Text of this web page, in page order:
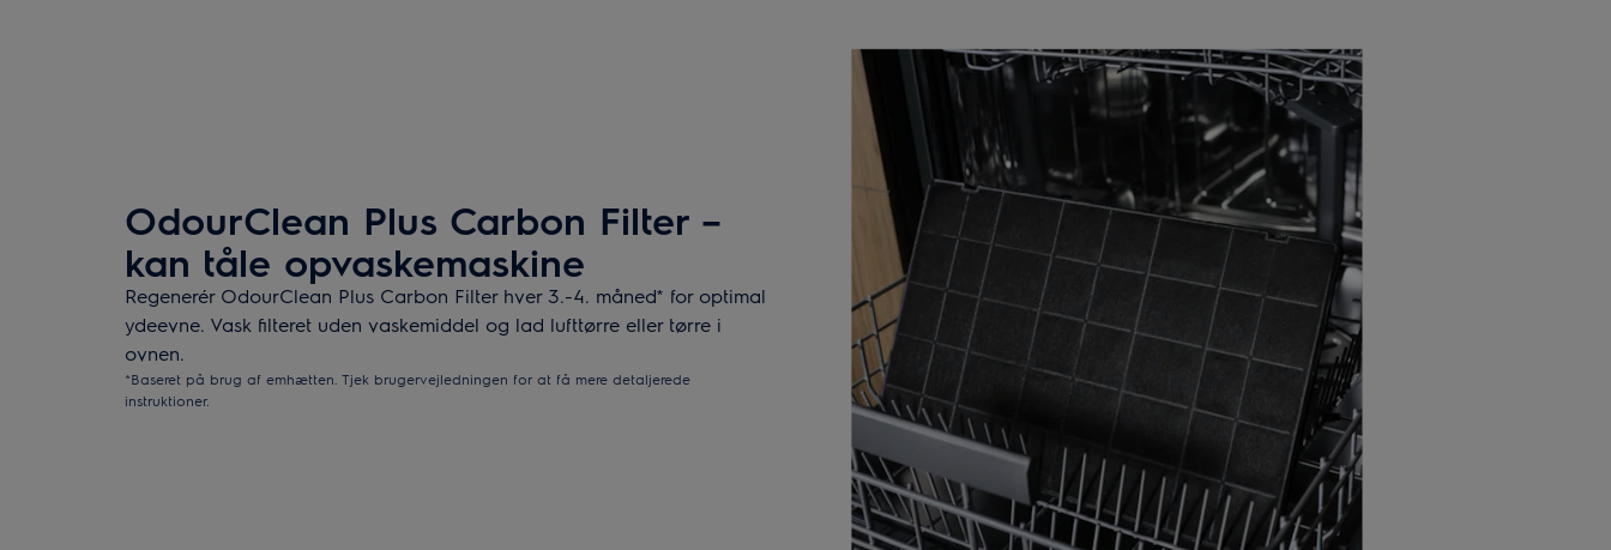
OdourClean Plus Carbon Filter –
kan tåle opvaskemaskine
Regenerér OdourClean Plus Carbon Filter hver 3.-4. måned* for optimal
ydeevne. Vask filteret uden vaskemiddel og lad lufttørre eller tørre i
ovnen.
*Baseret på brug af emhætten. Tjek brugervejledningen for at få mere detaljerede
instruktioner.